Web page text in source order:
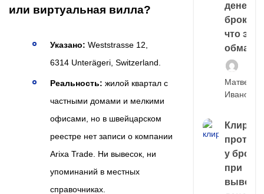
или виртуальная вилла?
Указано: Weststrasse 12,
6314 Unterägeri, Switzerland.
Реальность: жилой квартал с
частными домами и мелкими
офисами, но в швейцарском
реестре нет записи о компании
Arixa Trade. Ни вывесок, ни
упоминаний в местных
справочниках.
денег у
что это,
обман?
Матвей
Иванов
Клиринг
у
при
выводе